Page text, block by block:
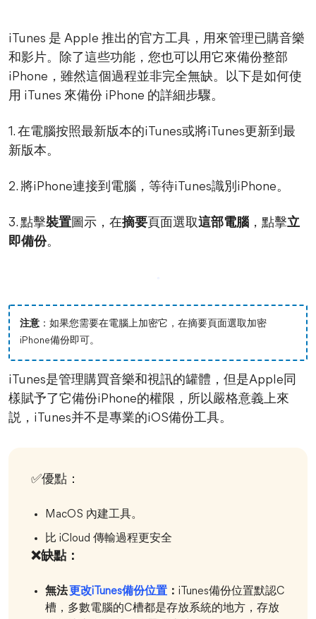
iTunes 是 Apple 推出的官方工具，用來管理已購音樂
和影片。除了這些功能，您也可以用它來備份整部
iPhone，雖然這個過程並非完全無缺。以下是如何使
用 iTunes 來備份 iPhone 的詳細步驟。
1. 在電腦按照最新版本的iTunes或將iTunes更新到最
新版本。
2. 將iPhone連接到電腦，等待iTunes識別iPhone。
3. 點擊裝置圖示，在摘要頁面選取這部電腦 ，點擊立
即備份。
注意 ：如果您需要在電腦上加密它，在摘要頁面選取加密
iPhone備份即可。
iTunes是管理購買音樂和視訊的罐體，但是Apple同
樣賦予了它備份iPhone的權限，所以嚴格意義上來
説，iTunes并不是專業的iOS備份工具。
✅優點：
MacOS 內建工具。
比 iCloud 傳輸過程更安全
❌缺點：
無法 更改iTunes備份位置： iTunes備份位置默認C
槽，多數電腦的C槽都是存放系統的地方，存放